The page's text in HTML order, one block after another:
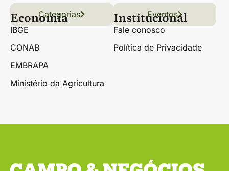
Links úteis
Conteúdo Grãos
Florestas Hortifrúti
Categorias Eventos
Economia
IBGE
CONAB
EMBRAPA
Ministério da Agricultura
Institucional
Fale conosco
Política de Privacidade